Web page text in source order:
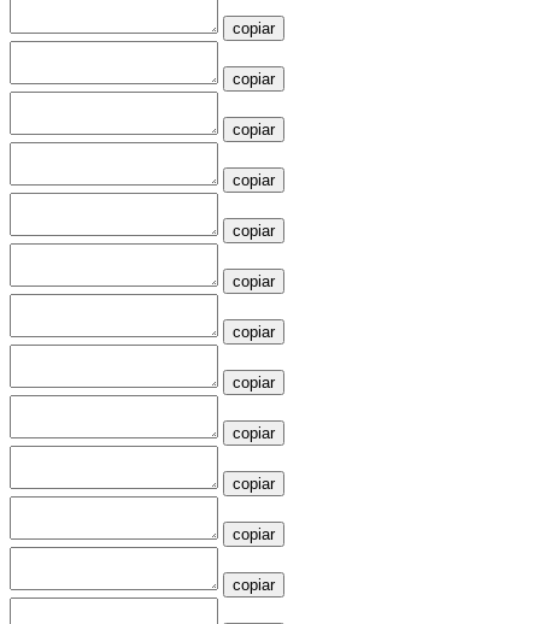
copiar
copiar
copiar
copiar
copiar
copiar
copiar
copiar
copiar
copiar
copiar
copiar